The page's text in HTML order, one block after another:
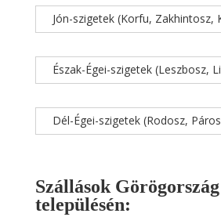
Jón-szigetek (Korfu, Zakhintosz,
Észak-Égei-szigetek (Leszbosz,
Dél-Égei-szigetek (Rodosz,
Szállások Görögország
településén: